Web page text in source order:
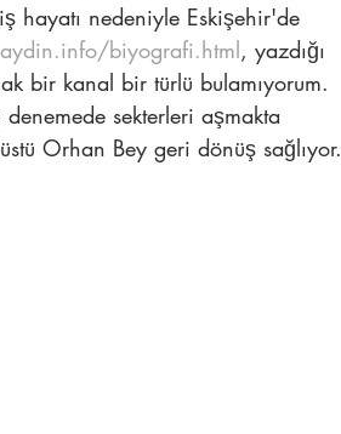
hayatı nedeniyle Eskişehir'de
biyografi.html, yazdığı
bir kanal bir türlü bulamıyorum.
sekterleri aşmakta
Orhan Bey geri dönüş sağlıyor.